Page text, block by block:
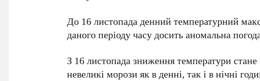
До 16 листопада денний температурний
даного періоду часу досить аномальна
З 16 листопада зниження температури
невеликі морози як в денні, так і в нічні